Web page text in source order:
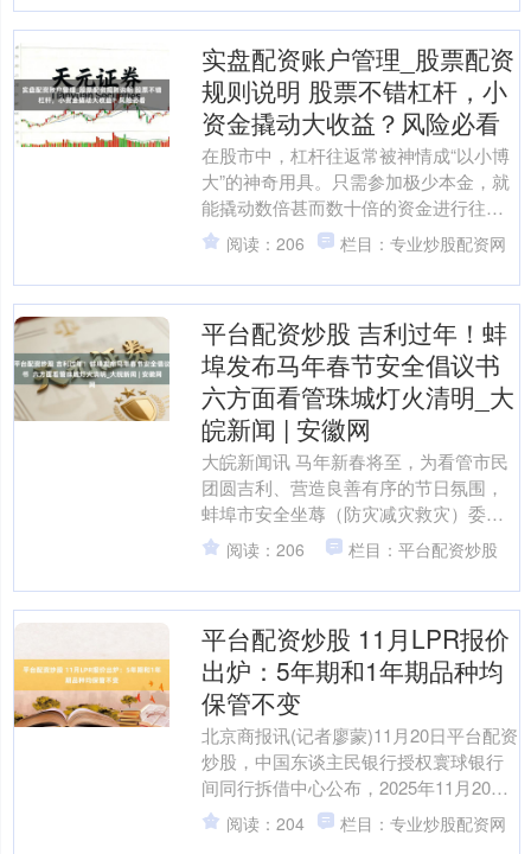
实盘配资账户管理_股票配资
规则说明 股票不错杠杆，小
资金撬动大收益？风险必看
在股市中，杠杆往返常被神情成“以小博
大”的神奇用具。只需参加极少本金，就
能撬动数倍甚而数十倍的资金进行往
返，表面上收益也随之放大。这种诱东
谈主的说法让不少投资者....
阅读：206 栏目：专业炒股配资网
平台配资炒股 吉利过年！蚌
埠发布马年春节安全倡议书
六方面看管珠城灯火清明_大
皖新闻 | 安徽网
大皖新闻讯 马年新春将至，为看管市民
团圆吉利、营造良善有序的节日氛围，
蚌埠市安全坐蓐（防灾减灾救灾）委员
会办公室、蚌埠市济急贬责局结合发布
致全市东说念主民202....
阅读：206 栏目：平台配资炒股
平台配资炒股 11月LPR报价
出炉：5年期和1年期品种均
保管不变
北京商报讯(记者廖蒙)11月20日平台配资
炒股，中国东谈主民银行授权寰球银行
间同行拆借中心公布，2025年11月20日
贷款阛阓报价利率(LPR)为：1年期
LPR....
阅读：204 栏目：专业炒股配资网